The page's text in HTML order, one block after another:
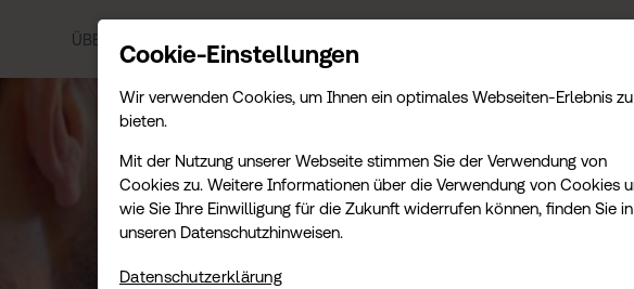
ÜBER UNS
Cookie-Einstellungen
Wir verwenden Cookies, um Ihnen ein optimales Webseiten-Erlebnis zu
bieten.
Mit der Nutzung unserer Webseite stimmen Sie der Verwendung von
Cookies zu. Weitere Informationen über die Verwendung von Cookies
wie Sie Ihre Einwilligung für die Zukunft widerrufen können, finden Sie in
unseren Datenschutzhinweisen.
Datenschutzerklärung